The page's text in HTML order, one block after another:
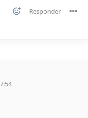
Responder